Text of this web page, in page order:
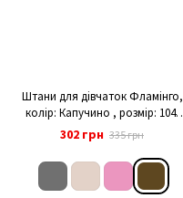
Штани для дівчаток Фламінго,
колір: Капучино , розмір: 104,
арт. 921-928
302 грн 335 грн